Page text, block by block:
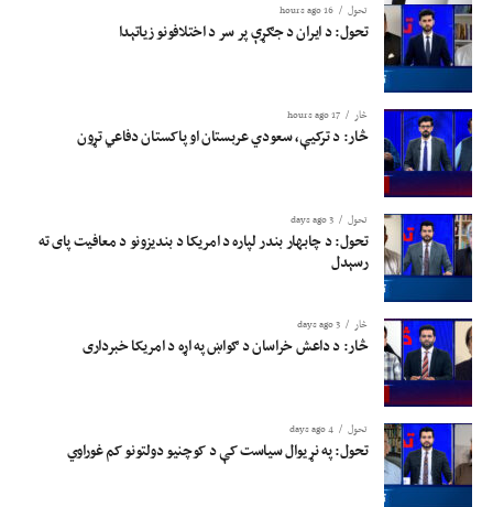
تحول 16 hours ago
تحول: د ایران د جګړې پر سر د اختلافونو زیاتېدا
څار 17 hours ago
څار: د ترکیې، سعودي عربستان او پاکستان دفاعي تړون
تحول 3 days ago
تحول: د چابهار بندر لپاره د امریکا د بندیزونو د معافیت پای ته
رسېدل
څار 3 days ago
څار: د داعش خراسان د ګواښ په اړه د امریکا خبرداری
تحول 4 days ago
تحول: په نړیوال سیاست کې د کوچنیو دولتونو کم غوراوي